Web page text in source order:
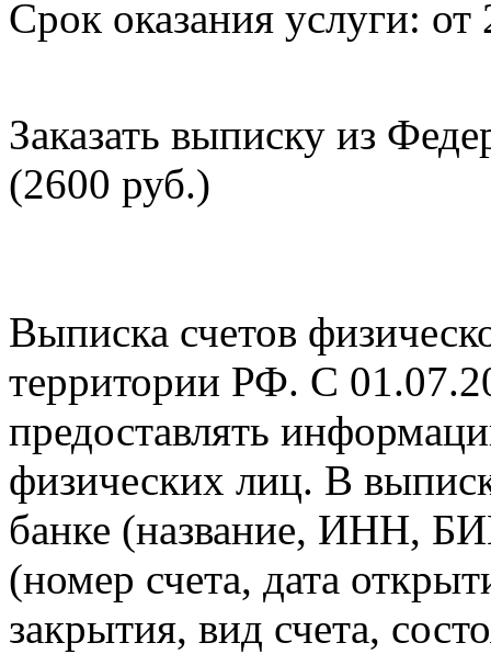
Срок оказания услуги: от
Заказать выписку из
(2600 руб.)
Выписка счетов
территории РФ. С
предоставлять
физических лиц. В
банке (название, ИНН,
(номер счета, дата
закрытия, вид счета,